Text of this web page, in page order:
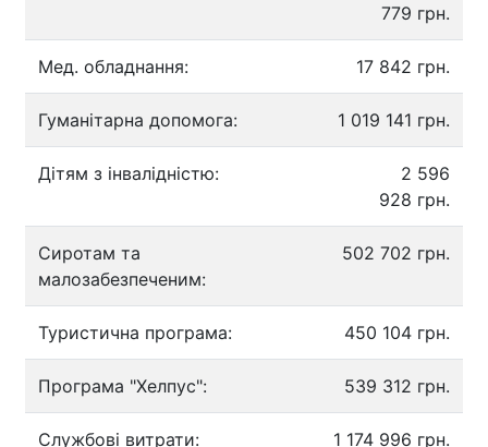
779 грн.
Мед. обладнання: 17 842 грн.
Гуманітарна допомога: 1 019 141 грн.
Дітям з інвалідністю:
2 596
928 грн.
Сиротам та
малозабезпеченим:
502 702 грн.
Туристична програма: 450 104 грн.
Програма "Хелпус": 539 312 грн.
Службові витрати: 1 174 996 грн.